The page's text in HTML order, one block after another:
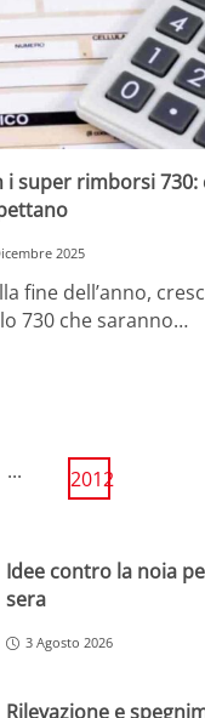
i super rimborsi 730:
2025
fine dell’anno,
730 che saranno…
... 2012
Idee contro la noia
sera
3 Agosto 2026
Rilevazione e